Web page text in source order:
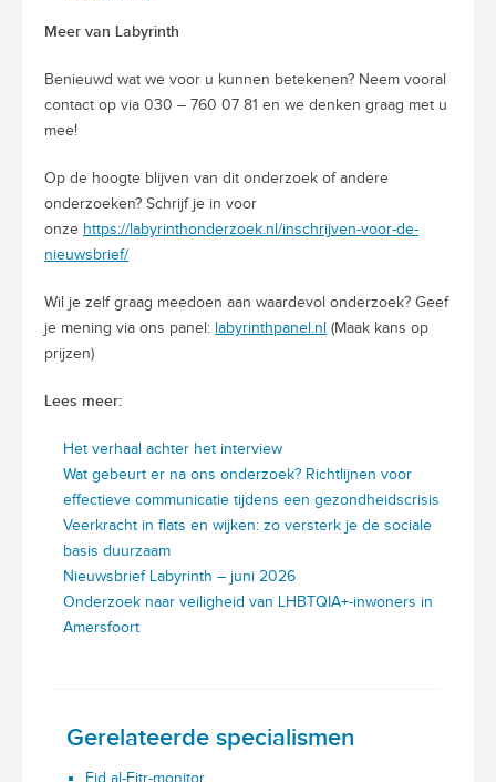
Meer van Labyrinth
Benieuwd wat we voor u kunnen betekenen? Neem vooral
contact op via 030 – 760 07 81 en we denken graag met u
mee!
Op de hoogte blijven van dit onderzoek of andere
onderzoeken? Schrijf je in voor
onze https://labyrinthonderzoek.nl/inschrijven-voor-de-
nieuwsbrief/
Wil je zelf graag meedoen aan waardevol onderzoek? Geef
je mening via ons panel: labyrinthpanel.nl (Maak kans op
prijzen)
Lees meer:
Het verhaal achter het interview
Wat gebeurt er na ons onderzoek? Richtlijnen voor
effectieve communicatie tijdens een gezondheidscrisis
Veerkracht in flats en wijken: zo versterk je de sociale
basis duurzaam
Nieuwsbrief Labyrinth – juni 2026
Onderzoek naar veiligheid van LHBTQIA+-inwoners in
Amersfoort
Gerelateerde specialismen
Eid al-Fitr-monitor